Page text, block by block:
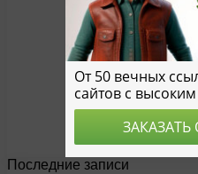
Последние записи